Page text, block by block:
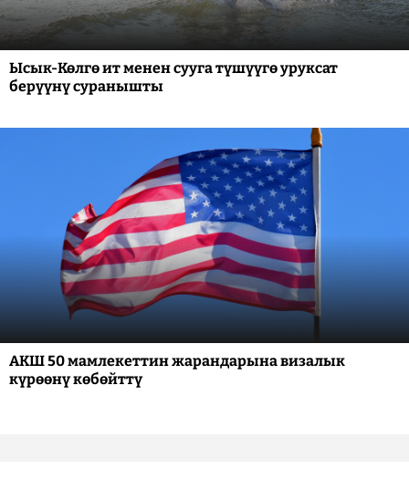
Ысык-Көлгө ит менен сууга түшүүгө уруксат
берүүнү суранышты
АКШ 50 мамлекеттин жарандарына визалык
күрөөнү көбөйттү